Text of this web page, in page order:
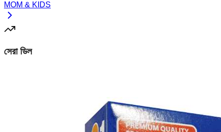
MOM & KIDS
সেরা ডিল